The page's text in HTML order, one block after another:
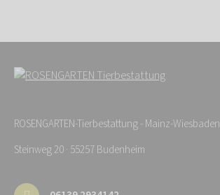
ROSENGARTEN-Tierbestattung - Mainz-Wiesbaden
Steinweg 20 · 55257 Budenheim